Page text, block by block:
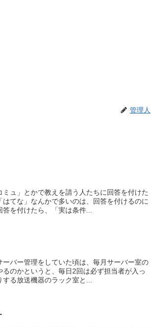
管理人
ュ」とかで教えを請う人たちに回答を付けた
てな」なんかで多いのは、回答を付けるのに
を付けたら、「実は条件...
バー管理をしていた頃は、毎月サーバー室の
のかというと、毎日2回は必ず担当者が入っ
る放送機器のラック室と...